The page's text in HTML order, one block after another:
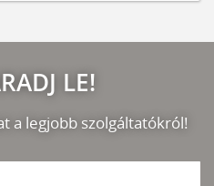
LE!
a legjobb szolgáltatókról!